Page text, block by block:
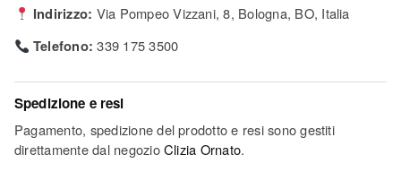
Indirizzo: Via Pompeo Vizzani, 8, Bologna, BO, Italia
Telefono: 339 175 3500
Spedizione e resi
Pagamento, spedizione del prodotto e resi sono gestiti
direttamente dal negozioClizia Ornato.